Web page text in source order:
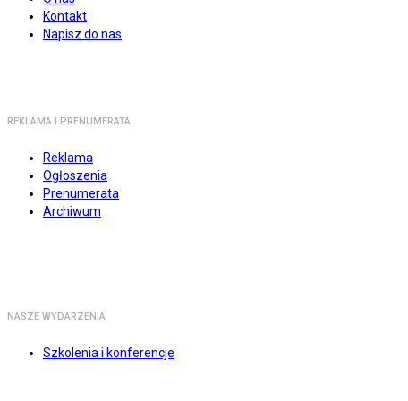
Kontakt
Napisz do nas
REKLAMA I PRENUMERATA
Reklama
Ogłoszenia
Prenumerata
Archiwum
NASZE WYDARZENIA
Szkolenia i konferencje